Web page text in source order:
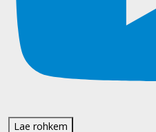
Lae rohkem